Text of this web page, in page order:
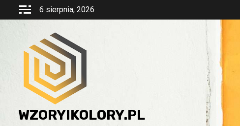
Przejdź
6 sierpnia, 2026
WZORYIKOLORY.PL